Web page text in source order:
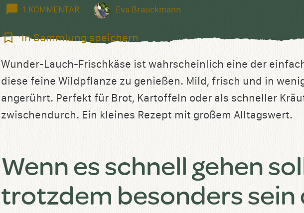
1 KOMMENTAR Eva Brauckmann
In
speichern
In Sammlung speichern
Wunder-Lauch-Frischkäse ist wahrscheinlich eine der
diese feine Wildpflanze zu genießen. Mild, frisch und in
angerührt. Perfekt für Brot, Kartoffeln oder als schneller
zwischendurch. Ein kleines Rezept mit großem Alltagswert.
Wenn es schnell gehen
trotzdem besonders sein